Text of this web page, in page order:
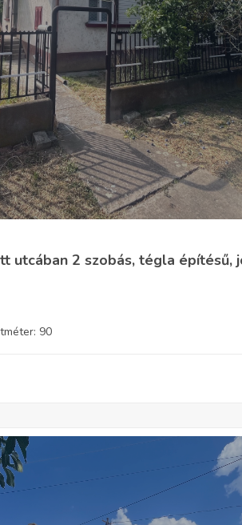
utcában 2 szobás, tégla építésű,
90